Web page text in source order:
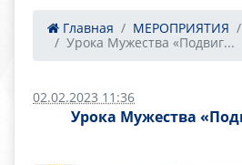
Главная МЕРОПРИЯТИЯ
Урока Мужества «Подвиг...
02.02.2023 11:36
Урока Мужества